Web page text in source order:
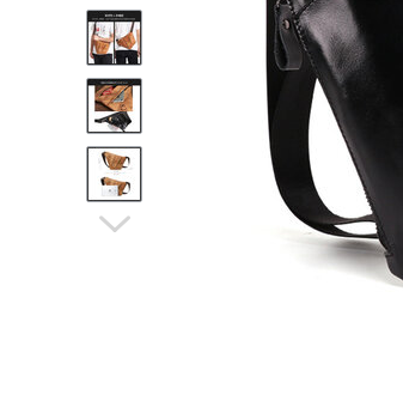
